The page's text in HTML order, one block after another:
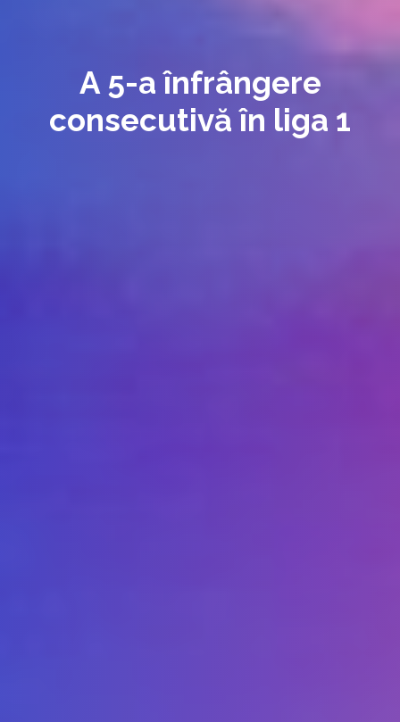
A 5-a înfrângere
consecutivă în liga 1